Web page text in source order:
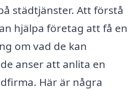
städtjänster. Att förstå
hjälpa företag att få en
om vad de kan
anser att anlita en
Här är några